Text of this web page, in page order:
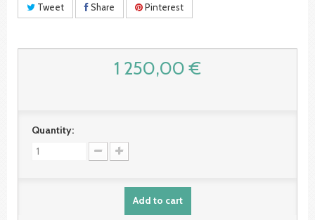
Tweet Share Pinterest
1 250,00 €
Quantity:
Add to cart